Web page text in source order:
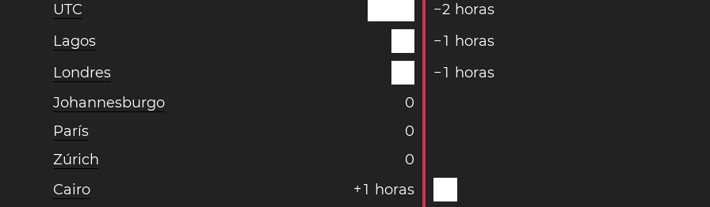
UTC
−2 horas
Lagos
−1 horas
Londres
−1 horas
Johannesburgo
0
París
0
Zúrich
0
Cairo
+1 horas